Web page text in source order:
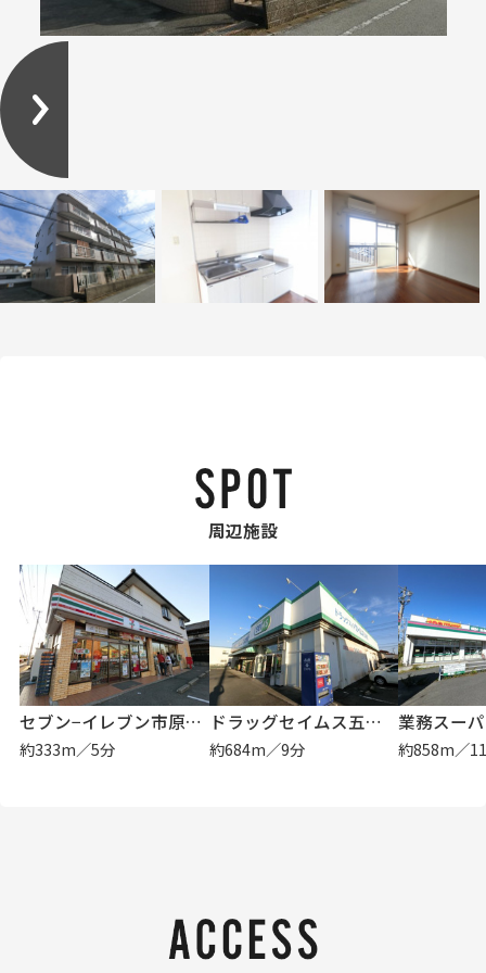
周辺施設
セブン−イレブン市原五井東２丁目店
約333m／5分
ドラッグセイムス五井店
約684m／9分
業務スー
約858m／